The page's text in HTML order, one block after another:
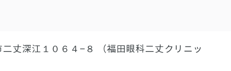
丈深江１０６４−８ （福田眼科二丈クリニッ